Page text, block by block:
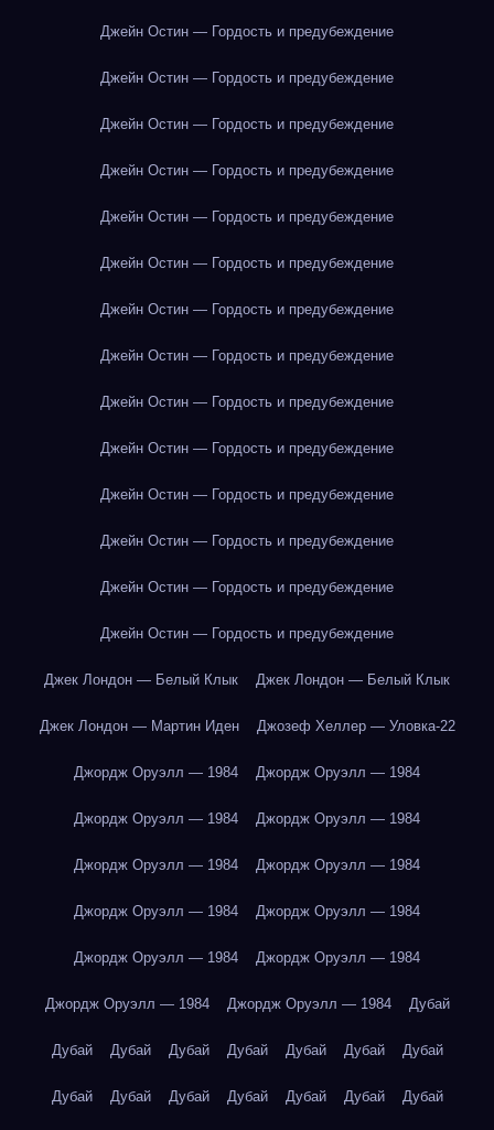
Джейн Остин — Гордость и предубеждение
Джейн Остин — Гордость и предубеждение
Джейн Остин — Гордость и предубеждение
Джейн Остин — Гордость и предубеждение
Джейн Остин — Гордость и предубеждение
Джейн Остин — Гордость и предубеждение
Джейн Остин — Гордость и предубеждение
Джейн Остин — Гордость и предубеждение
Джейн Остин — Гордость и предубеждение
Джейн Остин — Гордость и предубеждение
Джейн Остин — Гордость и предубеждение
Джейн Остин — Гордость и предубеждение
Джейн Остин — Гордость и предубеждение
Джейн Остин — Гордость и предубеждение
Джек Лондон — Белый Клык Джек Лондон — Белый Клык
Джек Лондон — Мартин Иден Джозеф Хеллер — Уловка-22
Джордж Оруэлл — 1984 Джордж Оруэлл — 1984
Джордж Оруэлл — 1984 Джордж Оруэлл — 1984
Джордж Оруэлл — 1984 Джордж Оруэлл — 1984
Джордж Оруэлл — 1984 Джордж Оруэлл — 1984
Джордж Оруэлл — 1984 Джордж Оруэлл — 1984
Джордж Оруэлл — 1984 Джордж Оруэлл — 1984 Дубай
Дубай Дубай Дубай Дубай Дубай Дубай Дубай
Дубай Дубай Дубай Дубай Дубай Дубай Дубай